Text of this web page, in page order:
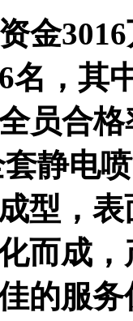
金3016
名，其
员合
静电
型，
而成
的服